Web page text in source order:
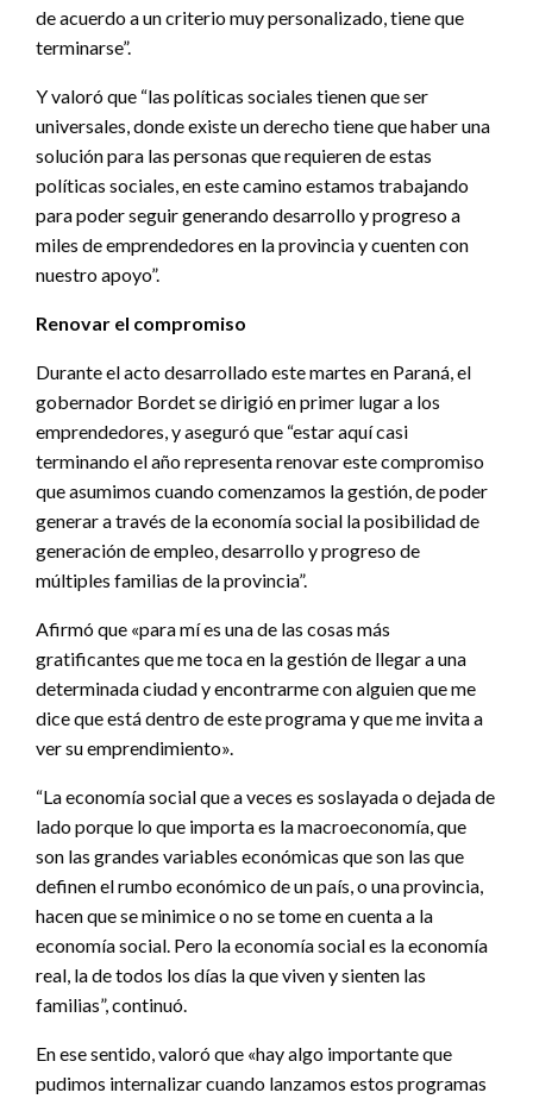
de acuerdo a un criterio muy personalizado, tiene que
terminarse”.
Y valoró que “las políticas sociales tienen que ser
universales, donde existe un derecho tiene que haber una
solución para las personas que requieren de estas
políticas sociales, en este camino estamos trabajando
para poder seguir generando desarrollo y progreso a
miles de emprendedores en la provincia y cuenten con
nuestro apoyo”.
Renovar el compromiso
Durante el acto desarrollado este martes en Paraná, el
gobernador Bordet se dirigió en primer lugar a los
emprendedores, y aseguró que “estar aquí casi
terminando el año representa renovar este compromiso
que asumimos cuando comenzamos la gestión, de poder
generar a través de la economía social la posibilidad de
generación de empleo, desarrollo y progreso de
múltiples familias de la provincia”.
Afirmó que «para mí es una de las cosas más
gratificantes que me toca en la gestión de llegar a una
determinada ciudad y encontrarme con alguien que me
dice que está dentro de este programa y que me invita a
ver su emprendimiento».
“La economía social que a veces es soslayada o dejada de
lado porque lo que importa es la macroeconomía, que
son las grandes variables económicas que son las que
definen el rumbo económico de un país, o una provincia,
hacen que se minimice o no se tome en cuenta a la
economía social. Pero la economía social es la economía
real, la de todos los días la que viven y sienten las
familias”, continuó.
En ese sentido, valoró que «hay algo importante que
pudimos internalizar cuando lanzamos estos programas